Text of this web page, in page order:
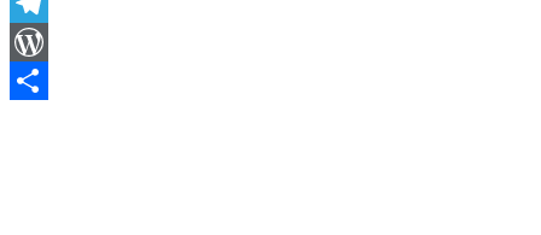
Telegram
WordPress